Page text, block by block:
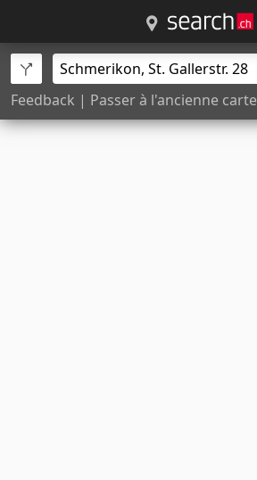
Feedback | Passer à l'ancienne carte